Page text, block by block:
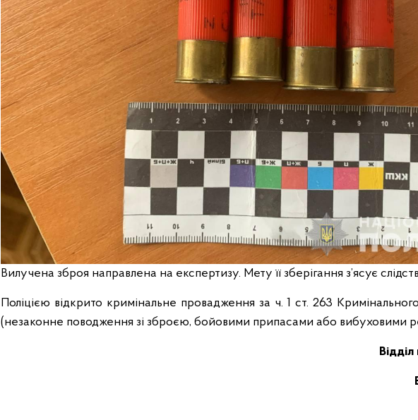
Вилучена зброя направлена на експертизу. Мету її зберігання з’ясує
Поліцією відкрито кримінальне провадження за ч. 1 ст. 263
(незаконне поводження зі зброєю, бойовими припасами або вибуховими
Відділ